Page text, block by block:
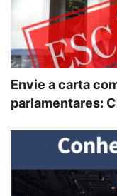
Envie a carta
parlamentares: